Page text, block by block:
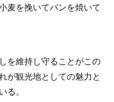
麦を挽いてパンを焼いて
を維持し守ることがこの
が観光地としての魅力と
る。